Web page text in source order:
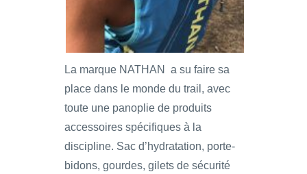
La marque NATHAN a su faire sa
place dans le monde du trail, avec
toute une panoplie de produits
accessoires spécifiques à la
discipline. Sac d’hydratation, porte-
bidons, gourdes, gilets de sécurité